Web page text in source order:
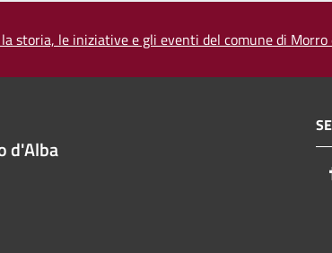
storia, le iniziative e gli eventi del comune di Morro
d'Alba